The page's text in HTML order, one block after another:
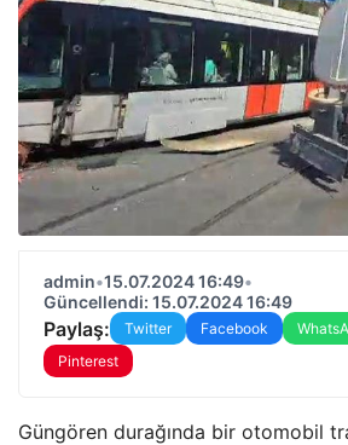
admin•15.07.2024 16:49•
Güncellendi: 15.07.2024 16:49
Paylaş: Twitter Facebook
Pinterest
Güngören durağında bir otomobil